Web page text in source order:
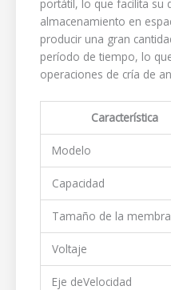
portátil, lo que facilita su
almacenamiento en
producir una gran
período de tiempo, lo
operaciones de cría de
Característica
Modelo
Capacidad
Tamaño de la
Voltaje
Eje deVelocidad